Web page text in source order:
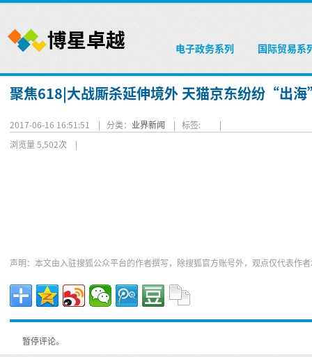
电子政务系列 国际贸易系
聚焦618|大战厮杀延伸境外 天猫京东纷纷“出
2017-06-16 16:51:51 | 分类： 业界新闻 | 标签:
|
浏览量 5,502次 |
声明：本文由入驻搜狐公众平台的作者撰写，除搜狐官方账号外，观点仅代表作
暂停评论。